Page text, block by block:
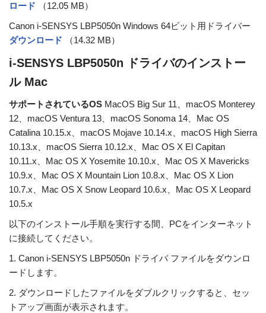
ロード
（12.05 MB）
Canon i-SENSYS LBP5050n Windows 64ビット用ドライバー
ダウンロード
（14.32 MB）
i-SENSYS LBP5050n ドライバのインストー
ル Mac
サポートされているOS MacOS Big Sur 11、macOS Monterey
12、macOS Ventura 13、macOS Sonoma 14、Mac OS
Catalina 10.15.x、macOS Mojave 10.14.x、macOS High Sierra
10.13.x、macOS Sierra 10.12.x、Mac OS X El Capitan
10.11.x、Mac OS X Yosemite 10.10.x、Mac OS X Mavericks
10.9.x、Mac OS X Mountain Lion 10.8.x、Mac OS X Lion
10.7.x、Mac OS X Snow Leopard 10.6.x、Mac OS X Leopard
10.5.x
以下のインストール手順を実行する間、PCをインターネット
に接続してください。
1. Canon i-SENSYS LBP5050n ドライバ ファイルをダウンロ
ードします。
2. ダウンロードしたファイルをダブルクリックすると、セッ
トアップ画面が表示されます。